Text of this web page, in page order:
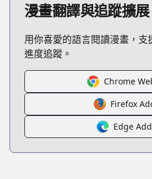
漫畫翻譯與追蹤擴展
用你喜愛的語言閱讀漫畫，支
進度追蹤。
Chrome
Firefox
Edge